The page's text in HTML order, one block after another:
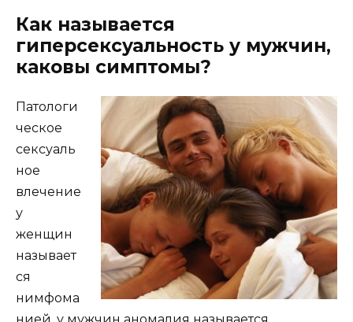
Как называется
гиперсексуальность у мужчин,
каковы симптомы?
Патологи
ческое
сексуаль
ное
влечение
у
женщин
называет
ся
нимфома